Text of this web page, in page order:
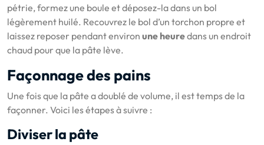
pétrie, formez une boule et déposez-la dans un bol
légèrement huilé. Recouvrez le bol d’un torchon propre et
laissez reposer pendant environ une heuredans un endroit
chaud pour que la pâte lève.
Façonnage des pains
Une fois que la pâte a doublé de volume, il est temps de la
façonner. Voici les étapes à suivre :
Diviser la pâte